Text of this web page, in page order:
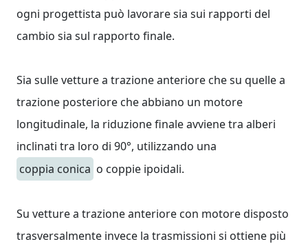
ogni progettista può lavorare sia sui rapporti del
cambio sia sul rapporto finale.
Sia sulle vetture a trazione anteriore che su quelle a
trazione posteriore che abbiano un motore
longitudinale, la riduzione finale avviene tra alberi
inclinati tra loro di 90°, utilizzando una
coppia conica o coppie ipoidali.
Su vetture a trazione anteriore con motore disposto
trasversalmente invece la trasmissioni si ottiene più